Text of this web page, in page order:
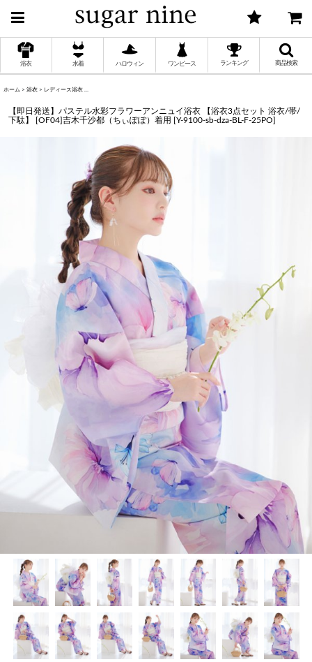
浴衣 水着 ハロウィン ワンピース ランキング 商品検索
ホーム > 浴衣 > レディース浴衣
【即日発送】パステル水彩フラワーアンニュイ浴衣 【浴衣3点セット 浴衣/帯/
下駄】 [OF04]吉木千沙都（ちぃぽぽ）着用 [Y-9100-sb-dza-BL-F-25PO]